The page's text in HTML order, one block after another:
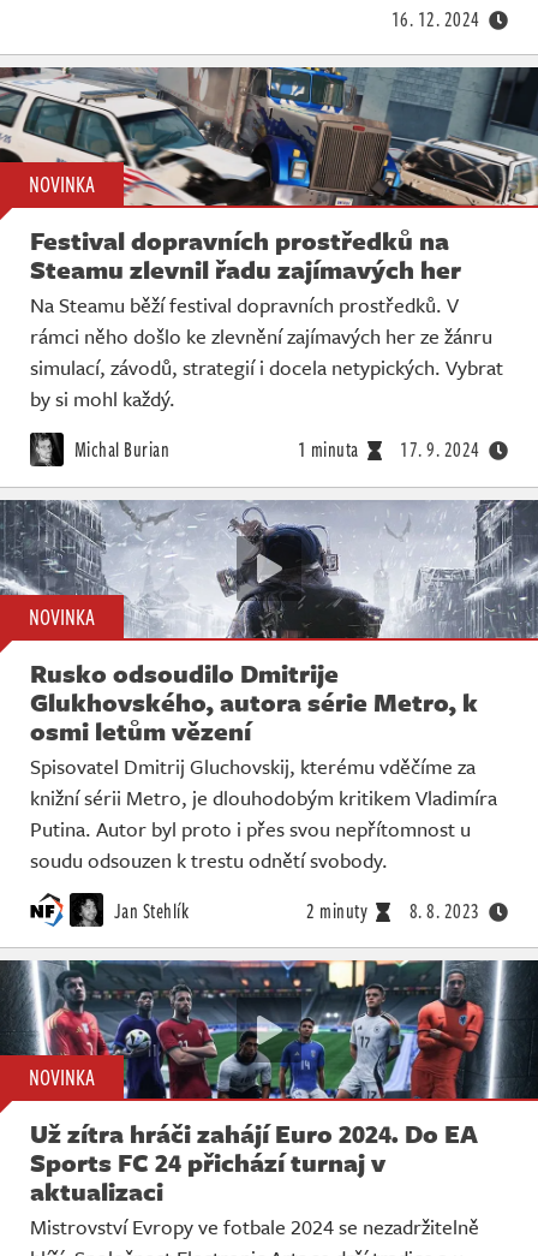
16. 12. 2024
NOVINKA
Festival dopravních prostředků na
Steamu zlevnil řadu zajímavých her
Na Steamu běží festival dopravních prostředků. V
rámci něho došlo ke zlevnění zajímavých her ze žánru
simulací, závodů, strategií i docela netypických. Vybrat
by si mohl každý.
Michal Burian 1 minuta 17. 9. 2024
NOVINKA
Rusko odsoudilo Dmitrije
Glukhovského, autora série Metro, k
osmi letům vězení
Spisovatel Dmitrij Gluchovskij, kterému vděčíme za
knižní sérii Metro, je dlouhodobým kritikem Vladimíra
Putina. Autor byl proto i přes svou nepřítomnost u
soudu odsouzen k trestu odnětí svobody.
Jan Stehlík 2 minuty 8. 8. 2023
NOVINKA
Už zítra hráči zahájí Euro 2024. Do EA
Sports FC 24 přichází turnaj v
aktualizaci
Mistrovství Evropy ve fotbale 2024 se nezadržitelně